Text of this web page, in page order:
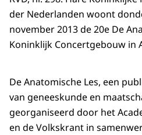
der Nederlanden woont
november 2013 de 20e De
Koninklijk Concertgebouw in
De Anatomische Les, een
van geneeskunde en
georganiseerd door het
en de Volkskrant in